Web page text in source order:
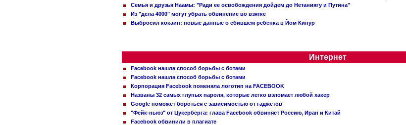
Семья и друзья Наамы: "Ради ее освобождения дойдем до Нетаниягу и Путина"
Из "дела 4000" могут убрать обвинение во взятке
Выбросил кокаин: новые данные о сбившем ребенка в Йом Кипур
Интернет
Facebook нашла способ борьбы с ботами
Facebook нашла способ борьбы с ботами
Корпорация Facebook поменяла логотип на FACEBOOK
Названы 32 самых глупых пароля, которые легко взломает любой хакер
Google поможет бороться с зависимостью от гаджетов
"Фейк-ньюз" от Цукерберга: глава Facebook обвиняет Россию, Иран и Китай
Facebook обвинили в плагиате